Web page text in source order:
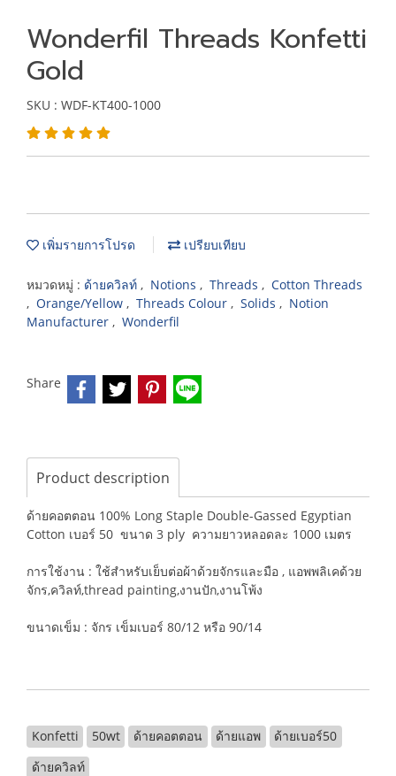
Wonderfil Threads Konfetti
Gold
SKU : WDF-KT400-1000
เพิ่มรายการโปรด เปรียบเทียบ
หมวดหมู่ : ด้ายควิลท์ , Notions , Threads , Cotton Threads
, Orange/Yellow , Threads Colour , Solids , Notion
Manufacturer , Wonderfil
Share
Product description
ด้ายคอตตอน 100% Long Staple Double-Gassed Egyptian
Cotton เบอร์ 50 ขนาด 3 ply ความยาวหลอดละ 1000 เมตร
การใช้งาน : ใช้สำหรับเย็บต่อผ้าด้วยจักรและมือ , แอพพลิเคด้วย
จักร,ควิลท์,thread painting,งานปัก,งานโพ้ง
ขนาดเข็ม : จักร เข็มเบอร์ 80/12 หรือ 90/14
Konfetti 50wt ด้ายคอตตอน ด้ายแอพ
ด้ายเบอร์50
ด้ายควิลท์